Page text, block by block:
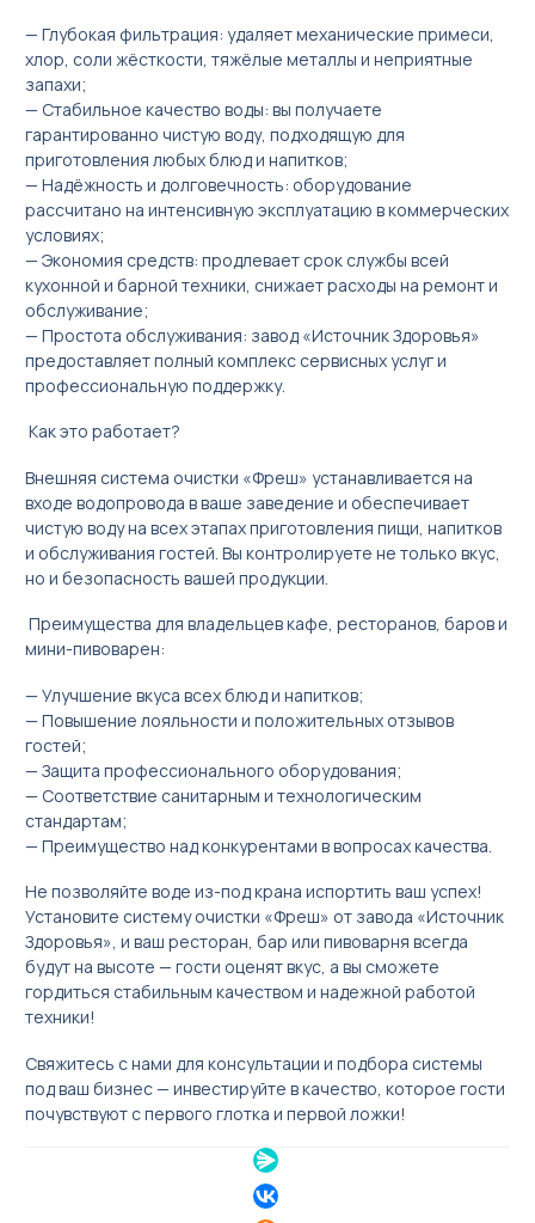
— Глубокая фильтрация: удаляет механические примеси,
хлор, соли жёсткости, тяжёлые металлы и неприятные
запахи;
— Стабильное качество воды: вы получаете
гарантированно чистую воду, подходящую для
приготовления любых блюд и напитков;
— Надёжность и долговечность: оборудование
рассчитано на интенсивную эксплуатацию в коммерческих
условиях;
— Экономия средств: продлевает срок службы всей
кухонной и барной техники, снижает расходы на ремонт и
обслуживание;
— Простота обслуживания: завод «Источник Здоровья»
предоставляет полный комплекс сервисных услуг и
профессиональную поддержку.
Как это работает?
Внешняя система очистки «Фреш» устанавливается на
входе водопровода в ваше заведение и обеспечивает
чистую воду на всех этапах приготовления пищи, напитков
и обслуживания гостей. Вы контролируете не только вкус,
но и безопасность вашей продукции.
Преимущества для владельцев кафе, ресторанов, баров и
мини-пивоварен:
— Улучшение вкуса всех блюд и напитков;
— Повышение лояльности и положительных отзывов
гостей;
— Защита профессионального оборудования;
— Соответствие санитарным и технологическим
стандартам;
— Преимущество над конкурентами в вопросах качества.
Не позволяйте воде из-под крана испортить ваш успех!
Установите систему очистки «Фреш» от завода «Источник
Здоровья», и ваш ресторан, бар или пивоварня всегда
будут на высоте — гости оценят вкус, а вы сможете
гордиться стабильным качеством и надежной работой
техники!
Свяжитесь с нами для консультации и подбора системы
под ваш бизнес — инвестируйте в качество, которое гости
почувствуют с первого глотка и первой ложки!